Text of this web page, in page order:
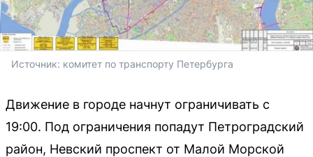
Источник: комитет по транспорту Петербурга
Движение в городе начнут ограничивать с
19:00. Под ограничения попадут Петроградский
район, Невский проспект от Малой Морской